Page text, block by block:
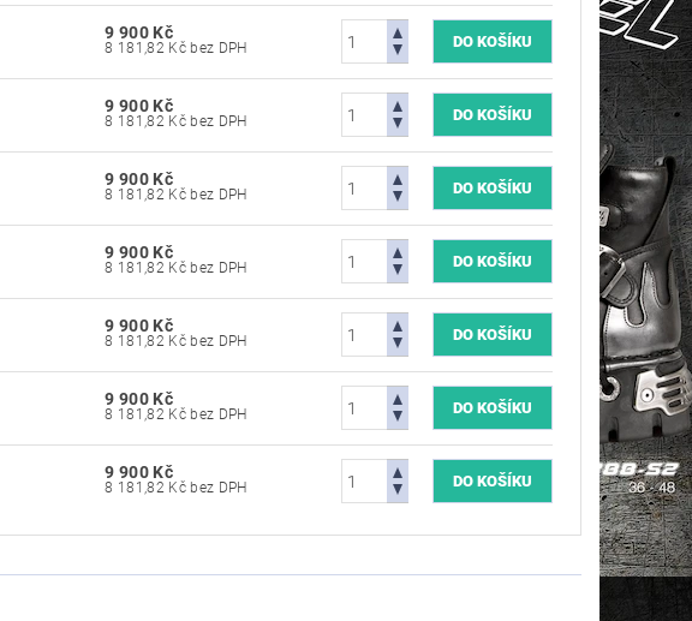
9 900 Kč
8 181,82 Kč bez DPH
9 900 Kč
8 181,82 Kč bez DPH
9 900 Kč
8 181,82 Kč bez DPH
9 900 Kč
8 181,82 Kč bez DPH
9 900 Kč
8 181,82 Kč bez DPH
9 900 Kč
8 181,82 Kč bez DPH
9 900 Kč
8 181,82 Kč bez DPH